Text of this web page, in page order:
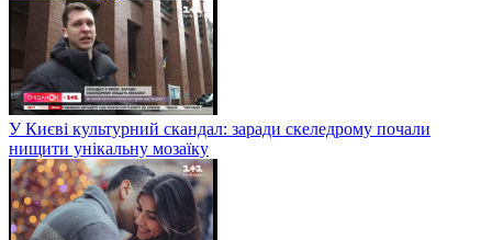
У Києві культурний скандал: заради скеледрому почали
нищити унікальну мозаїку